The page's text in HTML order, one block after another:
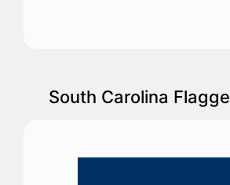
South Carolina Flagge